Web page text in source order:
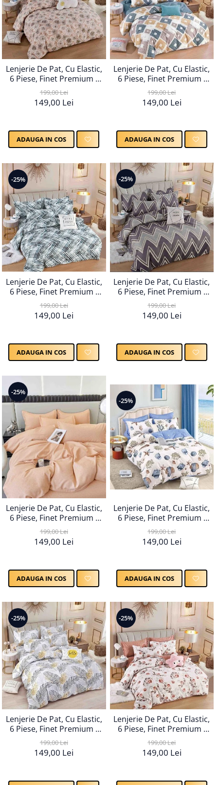
Lenjerie De Pat, Cu Elastic,
6 Piese, Finet Premium -
LPBF6PE100
199,00 Lei
149,00 Lei
ADAUGA IN COS
Lenjerie De Pat, Cu Elastic,
6 Piese, Finet Premium -
LPBF6PE102
199,00 Lei
149,00 Lei
ADAUGA IN COS
-25%
Lenjerie De Pat, Cu Elastic,
6 Piese, Finet Premium -
LPBF6PE103
199,00 Lei
149,00 Lei
ADAUGA IN COS
-25%
Lenjerie De Pat, Cu Elastic,
6 Piese, Finet Premium -
LPBF6PE106
199,00 Lei
149,00 Lei
ADAUGA IN COS
-25%
Lenjerie De Pat, Cu Elastic,
6 Piese, Finet Premium -
LPBF6PE107
199,00 Lei
149,00 Lei
ADAUGA IN COS
-25%
Lenjerie De Pat, Cu Elastic,
6 Piese, Finet Premium -
LPBF6PE109
199,00 Lei
149,00 Lei
ADAUGA IN COS
-25%
Lenjerie De Pat, Cu Elastic,
6 Piese, Finet Premium -
LPBF6PE110
199,00 Lei
149,00 Lei
-25%
Lenjerie De Pat, Cu Elastic,
6 Piese, Finet Premium -
LPBF6PE111
199,00 Lei
149,00 Lei